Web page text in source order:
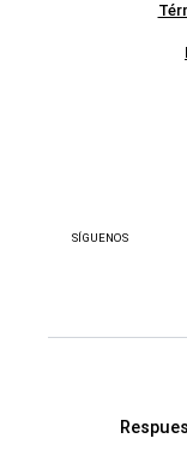
SÍGUENOS